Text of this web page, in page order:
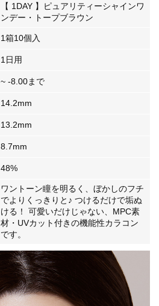
【 1DAY 】ピュアリティーシャインワ
ンデー・トープブラウン
1箱10個入
1日用
~ -8.00まで
14.2mm
13.2mm
8.7mm
48%
ワントーン瞳を明るく、ぼかしのフチ
でよりくっきりと♪ つけるだけで垢ぬ
ける！ 可愛いだけじゃない、MPC素
材・UVカット付きの機能性カラコン
です。